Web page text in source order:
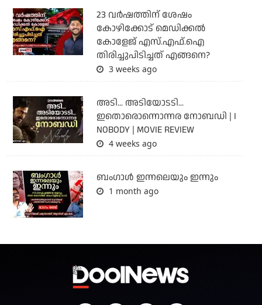
23 വർഷത്തിന് ശേഷം
കോഴിക്കോട് മെഡിക്കൽ
കോളേജ് എസ്.എഫ്.ഐ
തിരിച്ചുപിടിച്ചത് എങ്ങനെ?
3 weeks ago
അടി... അടിയോടടി...
ഇതൊരൊന്നൊന്നര നോബഡി | I
NOBODY | MOVIE REVIEW
4 weeks ago
ബംഗാള്‍ ഇന്നലെയും ഇന്നും
1 month ago